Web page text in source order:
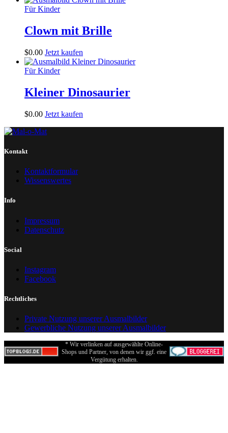
Für Kinder
Clown mit Brille
$0.00 Jetzt kaufen
Für Kinder
Kleiner Dinosaurier
$0.00 Jetzt kaufen
Kontakt
Kontaktformular
Wissenswertes
Info
Impressum
Datenschutz
Social
Instagram
Facebook
Rechtliches
Private Nutzung unserer Ausmalbilder
Gewerbliche Nutzung unserer Ausmalbilder
* Wir verlinken auf ausgewählte Online-
Shops und Partner, von denen wir ggf. eine
Vergütung erhalten.